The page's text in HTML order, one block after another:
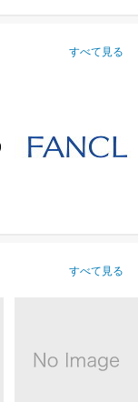
すべて見る
すべて見る